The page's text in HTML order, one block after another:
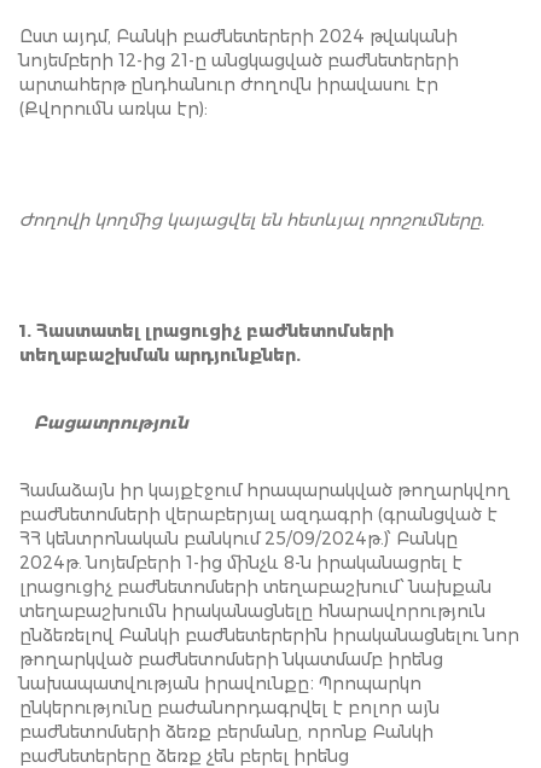
Ըստ այդմ, Բանկի բաժնետերերի 2024 թվականի
նոյեմբերի 12-ից 21-ը անցկացված բաժնետերերի
արտահերթ ընդհանուր ժողովն իրավասու էր
(Քվորումն առկա էր):
Ժողովի կողմից կայացվել են հետևյալ որոշումները.
1. Հաստատել լրացուցիչ բաժնետոմսերի
տեղաբաշխման արդյունքներ.
Բացատրություն
Համաձայն իր կայքէջում հրապարակված թողարկվող
բաժնետոմսերի վերաբերյալ ազդագրի (գրանցված է
ՀՀ կենտրոնական բանկում 25/09/2024թ.)՝ Բանկը
2024թ. նոյեմբերի 1-ից մինչև 8-ն իրականացրել է
լրացուցիչ բաժնետոմսերի տեղաբաշխում՝ նախքան
տեղաբաշխումն իրականացնելը հնարավորություն
ընձեռելով Բանկի բաժնետերերին իրականացնելու նոր
թողարկված բաժնետոմսերի նկատմամբ իրենց
նախապատվության իրավունքը։ Պրոպարկո
ընկերությունը բաժանորդագրվել է բոլոր այն
բաժնետոմսերի ձեռք բերմանը, որոնք Բանկի
բաժնետերերը ձեռք չեն բերել իրենց